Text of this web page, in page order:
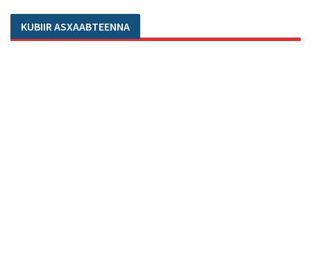
KUBIIR ASXAABTEENNA